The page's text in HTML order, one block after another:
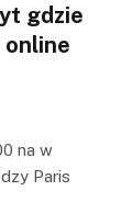
gdzie
online
na w
Paris